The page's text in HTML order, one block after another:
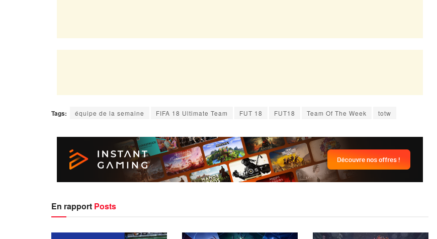
Tags: équipe de la semaine FIFA 18 Ultimate Team FUT 18 FUT18 Team Of The Week totw
En rapport Posts